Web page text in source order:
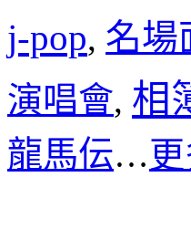
j-pop, 名場
演唱會, 相
龍馬伝…